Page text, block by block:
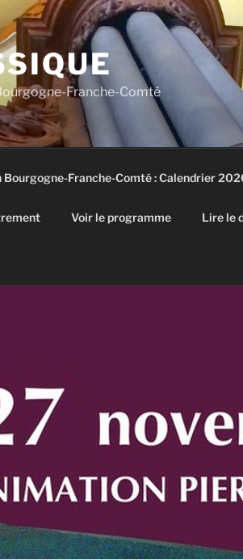
Franche-Comté
Bourgogne-Franche-Comté : Calendrier
Voir le programme Lire le